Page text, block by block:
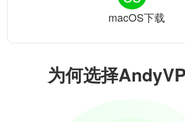
为何选择
macOS下载